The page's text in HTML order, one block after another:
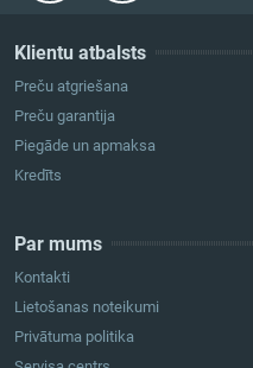
Klientu atbalsts
Preču atgriešana
Preču garantija
Piegāde un apmaksa
Kredīts
Par mums
Kontakti
Lietošanas noteikumi
Privātuma politika